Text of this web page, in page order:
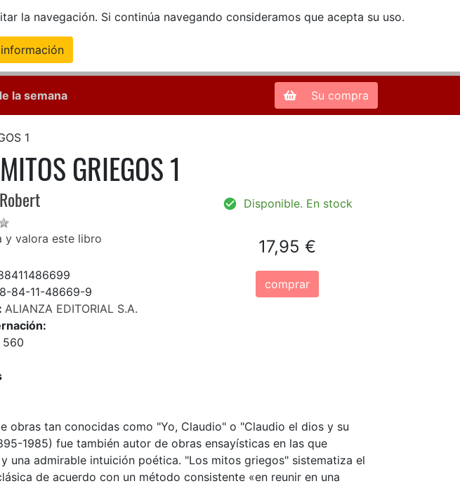
la navegación. Si continúa navegando consideramos que acepta su uso.
Zona de Clientes
la semana Su compra
1
GRIEGOS 1
y valora este libro
84-11-48669-9
ALIANZA EDITORIAL S.A.
560
Disponible. En stock
17,95 €
comprar
obras tan conocidas como "Yo, Claudio" o "Claudio el dios y su
1985) fue también autor de obras ensayísticas en las que
una admirable intuición poética. "Los mitos griegos" sistematiza el
de acuerdo con un método consistente «en reunir en una